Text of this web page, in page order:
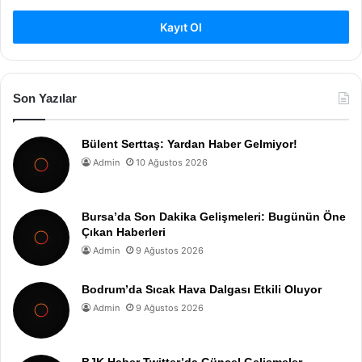
Kayıt Ol
Son Yazılar
Bülent Serttaş: Yardan Haber Gelmiyor!
Admin 10 Ağustos 2026
Bursa’da Son Dakika Gelişmeleri: Bugünün Öne
Çıkan Haberleri
Admin 9 Ağustos 2026
Bodrum’da Sıcak Hava Dalgası Etkili Oluyor
Admin 9 Ağustos 2026